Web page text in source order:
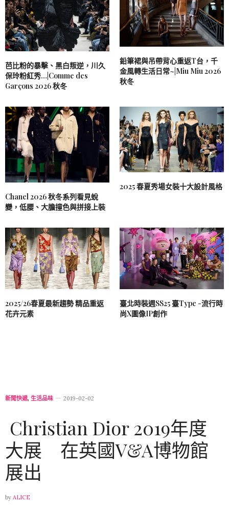
芭比粉的暴擊、黑白叛逆，川久
保玲粉紅秀…|Comme des
Garçons 2026 秋冬
鉛筆裙與吊帶背心重返T台，千
金風轉生活日常~|Miu Miu 2026
秋冬
Chanel 2026 秋冬系列看見蛻
變，低腰、大膽撞色與拼接上裝
2025 春夏秀場女裝十大設計風格
2025/26春夏最新趨勢 精品重返
花卉元素
臺北時裝週SS25 臺Type -流行時
尚X圖像IP創作
新聞快遞, 生活品味 2019-02-02
Christian Dior 2019年度
大展 在英國V&A博物館
展出
by ALICE